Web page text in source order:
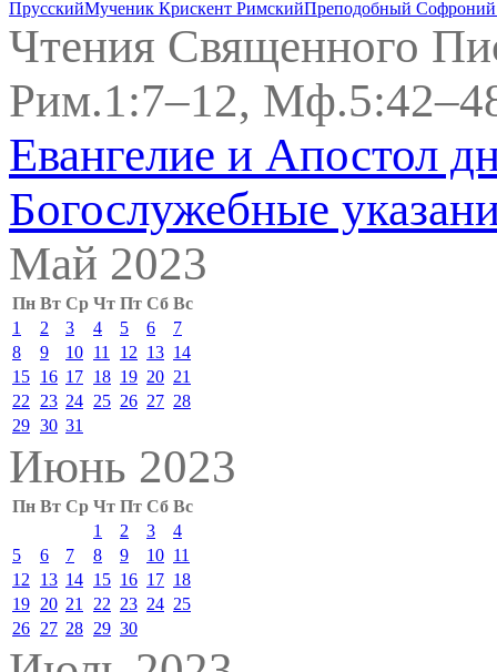
ПрусскийМученик Крискент РимскийПреподобный Софроний
Чтения Священного
Рим.1:7–12,
Евангелие и Апостол
Богослужебные
Май 2023
Пн Вт Ср Чт Пт Сб Вс
1
2 3 4 5 6
7
8
9 10 11 12 13 14
15 16 17 18 19 20 21
22
23 24 25 26 27 28
29 30 31
Июнь 2023
Пн Вт Ср Чт Пт Сб Вс
1
2 3
4
5
6 7 8 9 10 11
12
13 14 15 16 17 18
19 20 21 22 23 24 25
26 27 28 29 30